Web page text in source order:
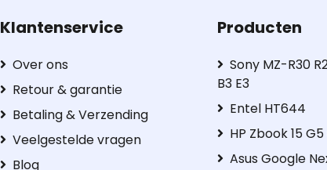
Klantenservice
Over ons
Retour & garantie
Betaling & Verzending
Veelgestelde vragen
Blog
Producten
Sony MZ-R30
B3 E3
Entel HT644
HP Zbook 15
Asus Google